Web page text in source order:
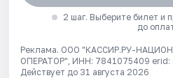
2 шаг. Выберите билет и
до
Реклама. ООО "КАССИР.РУ-
ОПЕРАТОР", ИНН: 7841075409 erid:
Действует до 31 августа 2026